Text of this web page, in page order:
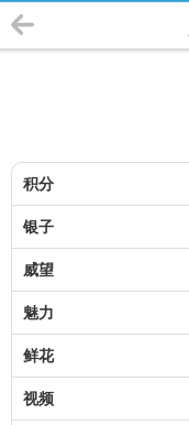
积分
银子
威望
魅力
鲜花
视频